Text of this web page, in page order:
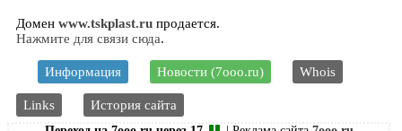
Домен www.tskplast.ru продается.
Нажмите для связи сюда.
Информация Новости (7ooo.ru) Whois
Links История сайта